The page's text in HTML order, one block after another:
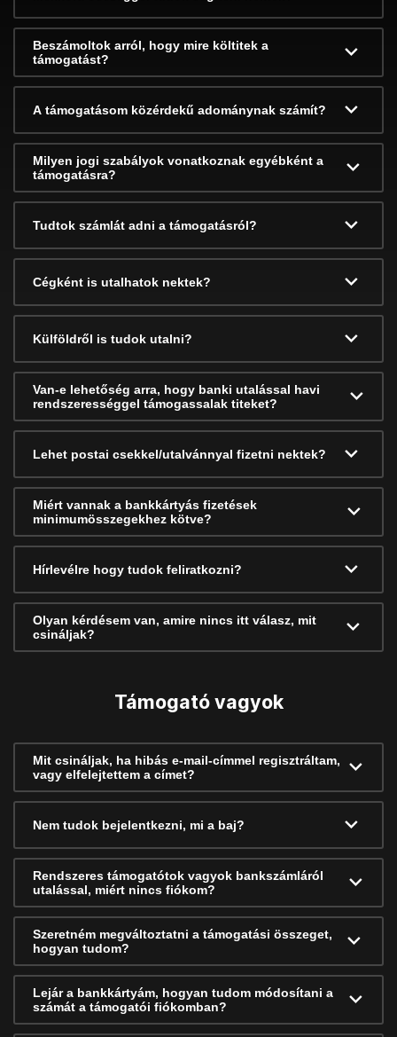
Beszámoltok arról, hogy mire költitek a
támogatást?
A támogatásom közérdekű adománynak számít?
Milyen jogi szabályok vonatkoznak egyébként a
támogatásra?
Tudtok számlát adni a támogatásról?
Cégként is utalhatok nektek?
Külföldről is tudok utalni?
Van-e lehetőség arra, hogy banki utalással havi
rendszerességgel támogassalak titeket?
Lehet postai csekkel/utalvánnyal fizetni nektek?
Miért vannak a bankkártyás fizetések
minimumösszegekhez kötve?
Hírlevélre hogy tudok feliratkozni?
Olyan kérdésem van, amire nincs itt válasz, mit
csináljak?
Támogató vagyok
Mit csináljak, ha hibás e-mail-címmel regisztráltam,
vagy elfelejtettem a címet?
Nem tudok bejelentkezni, mi a baj?
Rendszeres támogatótok vagyok bankszámláról
utalással, miért nincs fiókom?
Szeretném megváltoztatni a támogatási összeget,
hogyan tudom?
Lejár a bankkártyám, hogyan tudom módosítani a
számát a támogatói fiókomban?